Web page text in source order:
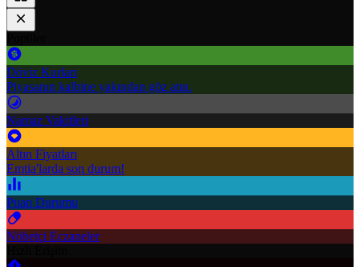
Döviz Kurları
Piyasanın kalbine yakından göz atın.
Namaz Vakitleri
Altın Fiyatları
Emtia'larda son durum!
Puan Durumu
Nöbetçi Eczaneler